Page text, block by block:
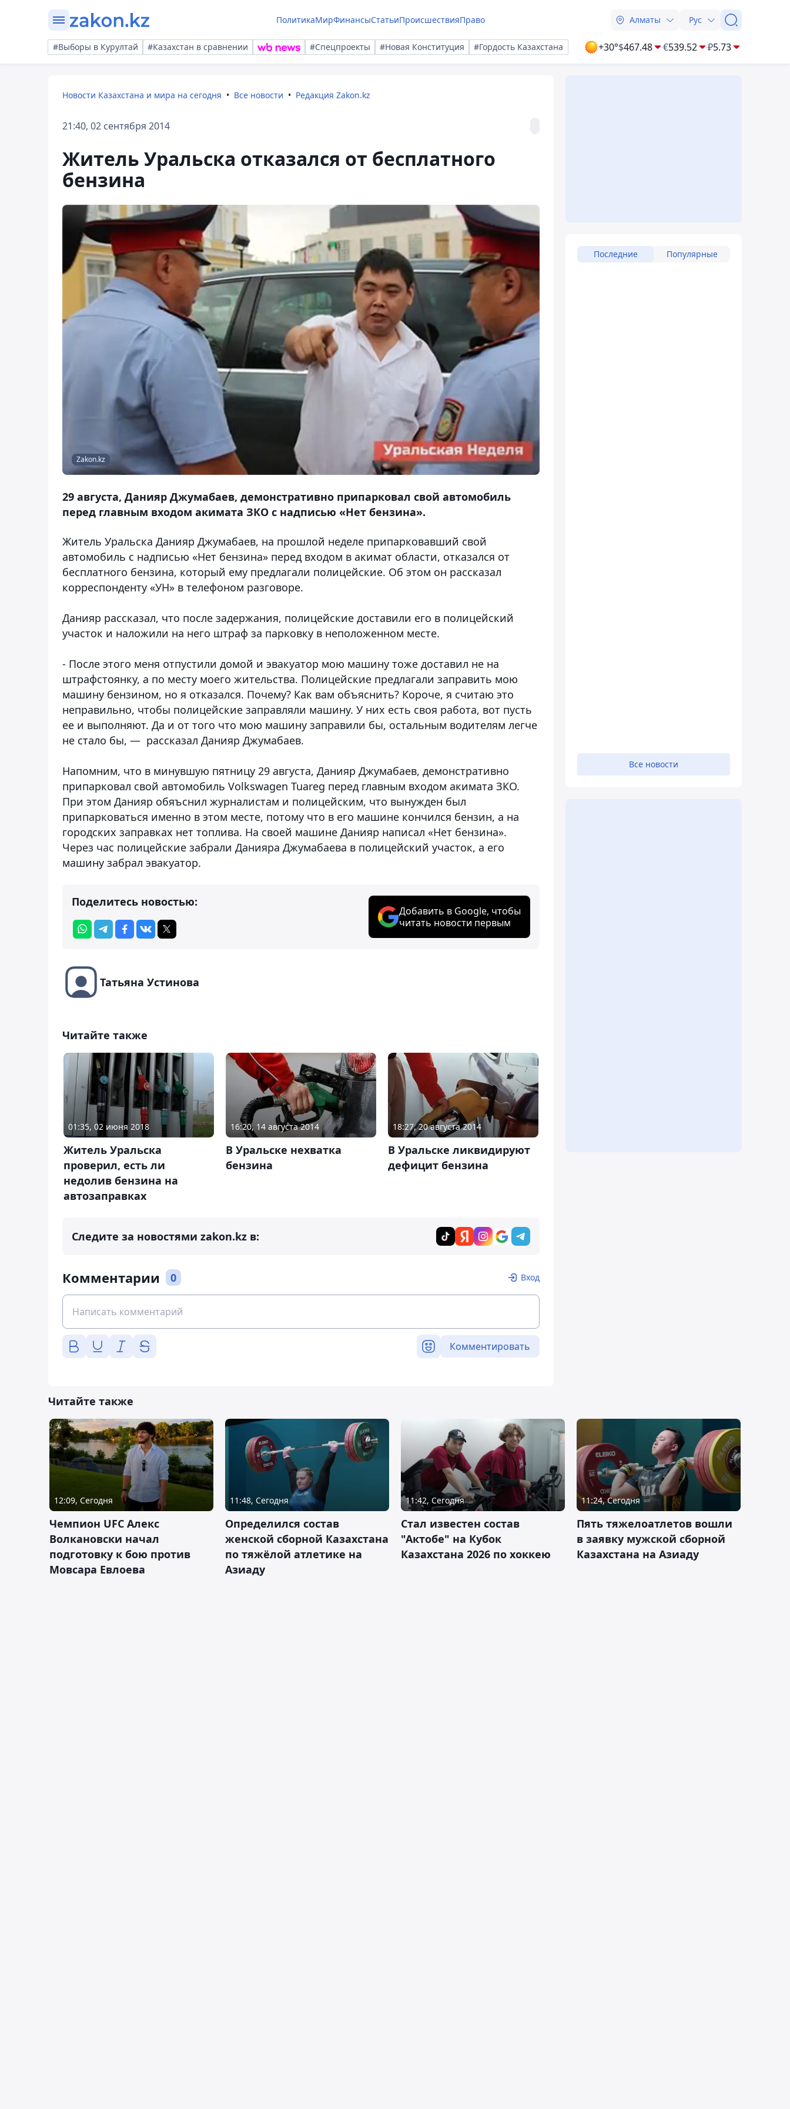
ПолитикаМирФинансыСтатьиПроисшествияПраво Алматы Рус
#Выборы в Курултай #Казахстан в сравнении #Спецпроекты #Новая Конституция #Гордость Казахстана +30°$467.48 €539.52 ₽5.73
Новости Казахстана и мира на сегодня Все новости Редакция Zakon.kz
21:40, 02 сентября 2014
Житель Уральска отказался от бесплатного
бензина
Zakon.kz
29 августа, Данияр Джумабаев, демонстративно припарковал свой автомобиль
перед главным входом акимата ЗКО с надписью «Нет бензина».
Житель Уральска Данияр Джумабаев, на прошлой неделе припарковавший свой
автомобиль с надписью «Нет бензина» перед входом в акимат области, отказался от
бесплатного бензина, который ему предлагали полицейские. Об этом он рассказал
корреспонденту «УН» в телефоном разговоре.
Данияр рассказал, что после задержания, полицейские доставили его в полицейский
участок и наложили на него штраф за парковку в неположенном месте.
- После этого меня отпустили домой и эвакуатор мою машину тоже доставил не на
штрафстоянку, а по месту моего жительства. Полицейские предлагали заправить мою
машину бензином, но я отказался. Почему? Как вам объяснить? Короче, я считаю это
неправильно, чтобы полицейские заправляли машину. У них есть своя работа, вот пусть
ее и выполняют. Да и от того что мою машину заправили бы, остальным водителям легче
не стало бы, — рассказал Данияр Джумабаев.
Напомним, что в минувшую пятницу 29 августа, Данияр Джумабаев, демонстративно
припарковал свой автомобиль Volkswagen Tuareg перед главным входом акимата ЗКО.
При этом Данияр обяъснил журналистам и полицейским, что вынужден был
припарковаться именно в этом месте, потому что в его машине кончился бензин, а на
городских заправках нет топлива. На своей машине Данияр написал «Нет бензина».
Через час полицейские забрали Данияра Джумабаева в полицейский участок, а его
машину забрал эвакуатор.
Поделитесь новостью:
Добавить в Google, чтобы
читать новости первым
Татьяна Устинова
Читайте также
01:35, 02 июня 2018
Житель Уральска
проверил, есть ли
недолив бензина на
автозаправках
16:20, 14 августа 2014
В Уральске нехватка
бензина
18:27, 20 августа 2014
В Уральске ликвидируют
дефицит бензина
Следите за новостями zakon.kz в:
Комментарии 0 Вход
Комментировать
Последние Популярные
Все новости
Читайте также
12:09, Сегодня
Чемпион UFC Алекс
Волкановски начал
подготовку к бою против
Мовсара Евлоева
11:48, Сегодня
Определился состав
женской сборной Казахстана
по тяжёлой атлетике на
Азиаду
11:42, Сегодня
Стал известен состав
"Актобе" на Кубок
Казахстана 2026 по хоккею
11:24, Сегодня
Пять тяжелоатлетов вошли
в заявку мужской сборной
Казахстана на Азиаду